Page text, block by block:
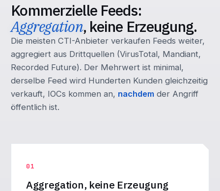
Kommerzielle Feeds:
Aggregation, keine Erzeugung.
Die meisten CTI-Anbieter verkaufen Feeds weiter,
aggregiert aus Drittquellen (VirusTotal, Mandiant,
Recorded Future). Der Mehrwert ist minimal,
derselbe Feed wird Hunderten Kunden gleichzeitig
verkauft, IOCs kommen an, nachdem der Angriff
öffentlich ist.
01
Aggregation, keine Erzeugung